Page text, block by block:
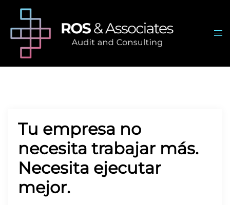
contenido
Tu empresa no
necesita trabajar más.
Necesita ejecutar
mejor.